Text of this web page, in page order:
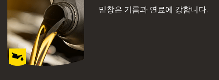
밑창은 기름과 연료에 강합니다.